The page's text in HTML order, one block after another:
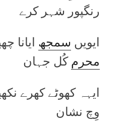
رنگپور شہر کرے
ایویں سمجھ ایانا
محرمکُل جہان
ایہہ کھوٹے کھرے
وِچ نشان